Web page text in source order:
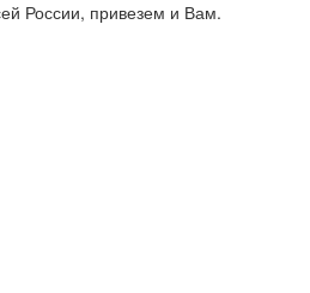
России, привезем и Вам.